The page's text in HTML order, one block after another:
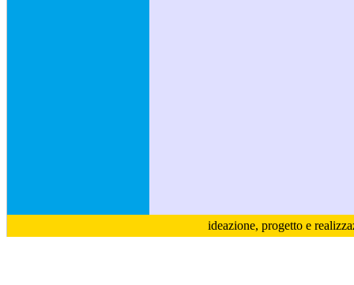
ideazione, progetto e